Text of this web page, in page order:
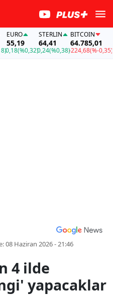
55,19
(%0,32)
STERLIN
64,41
0,24(%0,38)
BITCOIN
64.785,01
-224,68(%-0,35)
08 Haziran 2026 - 21:46
4 ilde
yapacaklar